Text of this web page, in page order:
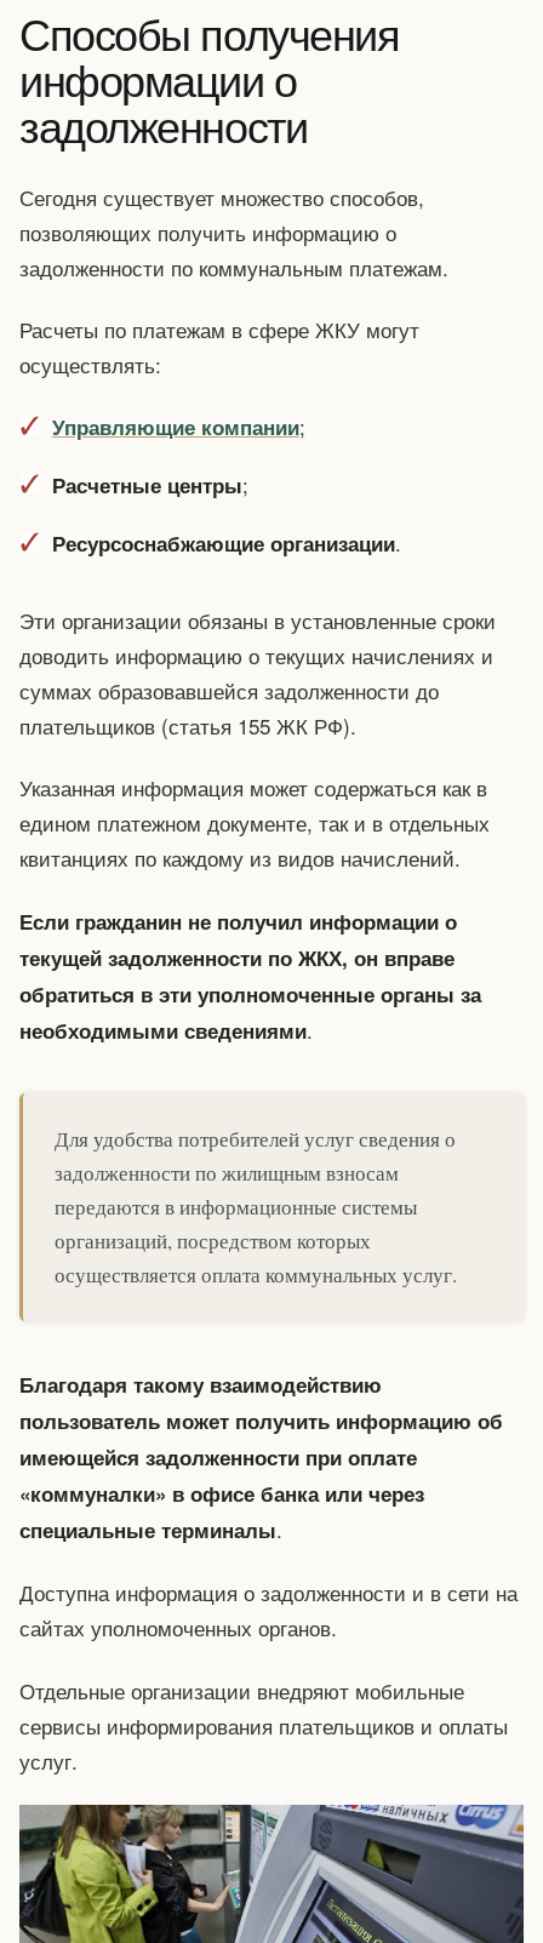
Способы получения
информации о
задолженности
Сегодня существует множество способов,
позволяющих получить информацию о
задолженности по коммунальным платежам.
Расчеты по платежам в сфере ЖКУ могут
осуществлять:
Управляющие компании;
Расчетные центры;
Ресурсоснабжающие организации.
Эти организации обязаны в установленные сроки
доводить информацию о текущих начислениях и
суммах образовавшейся задолженности до
плательщиков (статья 155 ЖК РФ).
Указанная информация может содержаться как в
едином платежном документе, так и в отдельных
квитанциях по каждому из видов начислений.
Если гражданин не получил информации о
текущей задолженности по ЖКХ, он вправе
обратиться в эти уполномоченные органы за
необходимыми сведениями.
Для удобства потребителей услуг сведения о
задолженности по жилищным взносам
передаются в информационные системы
организаций, посредством которых
осуществляется оплата коммунальных услуг.
Благодаря такому взаимодействию
пользователь может получить информацию об
имеющейся задолженности при оплате
«коммуналки» в офисе банка или через
специальные терминалы.
Доступна информация о задолженности и в сети на
сайтах уполномоченных органов.
Отдельные организации внедряют мобильные
сервисы информирования плательщиков и оплаты
услуг.